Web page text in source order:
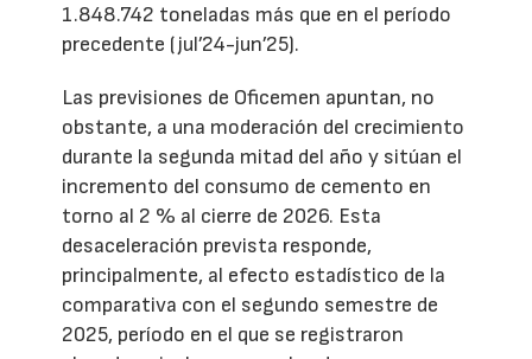
1.848.742 toneladas más que en el período
precedente (jul’24-jun’25).
Las previsiones de Oficemen apuntan, no
obstante, a una moderación del crecimiento
durante la segunda mitad del año y sitúan el
incremento del consumo de cemento en
torno al 2 % al cierre de 2026. Esta
desaceleración prevista responde,
principalmente, al efecto estadístico de la
comparativa con el segundo semestre de
2025, período en el que se registraron